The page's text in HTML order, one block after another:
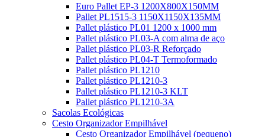
Euro Pallet EP-3 1200X800X150MM
Pallet PL1515-3 1150X1150X135MM
Pallet plástico PL01 1200 x 1000 mm
Pallet plástico PL03-A com alma de aço
Pallet plástico PL03-R Reforçado
Pallet plástico PL04-T Termoformado
Pallet plástico PL1210
Pallet plástico PL1210-3
Pallet plástico PL1210-3 KLT
Pallet plástico PL1210-3A
Sacolas Ecológicas
Cesto Organizador Empilhável
Cesto Organizador Empilhável (pequeno)